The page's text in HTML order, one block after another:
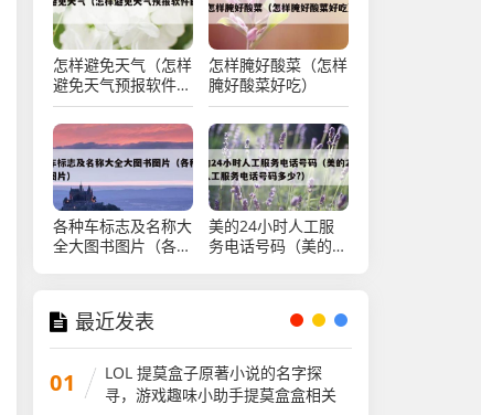
怎样避免天气（怎样
避免天气预报软件的
广告）
怎样腌好酸菜（怎样
腌好酸菜好吃）
各种车标志及名称大
全大图书图片（各种
美的24小时人工服
务电话号码（美的
最近发表
01
LOL 提莫盒子原著小说的名字探
寻，游戏趣味小助手提莫盒盒相关